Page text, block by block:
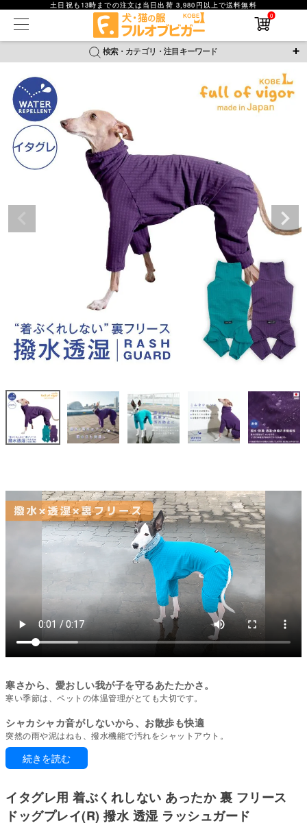
土日祝も13時までの注文は当日出荷 3,980円以上で送料無料
0
検索・カテゴリ・注目キーワード
ジャージ 防蚊 ラッシュガード
接触冷感 おそろコーデ
新作アイテム
返品・交換について ご利用ガイド
詳細検索
在庫なし商品
在庫なし商品を表示しない
価格が安い順
価格が高い順
レビュー数順
検索
寒さから、愛おしい我が子を守るあたたかさ。
寒い季節は、ペットの体温管理がとても大切です。
シャカシャカ音がしないから、お散歩も快適
突然の雨や泥はねも、撥水機能で汚れをシャットアウト。
撥水加工を施した生地は、糸1本1本に水を弾く処理を行い、中程度の雨や水
しぶきから愛犬をガードします(※防水ではないため強い雨には非対応)。日常
撥水効果は熱によって再活性化します。脱水後は乾燥機の使用がおすすめ。
乾燥機がない場合は陰干し後、当て布をして低温アイロン、またはドライヤ
続きを読む
イタグレ用 着ぶくれしない あったか 裏 フリース
ドッグプレイ(R) 撥水 透湿 ラッシュガード